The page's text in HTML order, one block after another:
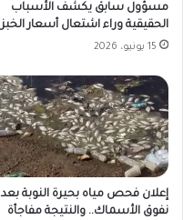
مسؤول سابق يكشف الأسباب
الحقيقية وراء اشتعال أسعار الخبز
15 يونيو، 2026
إعلان فحص مياه بحيرة النوبة بعد
نفوق الأسماك.. والنتيجة مفاجأة